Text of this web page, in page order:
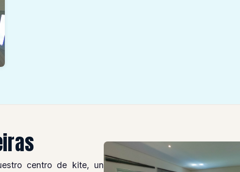
centro de kite, un